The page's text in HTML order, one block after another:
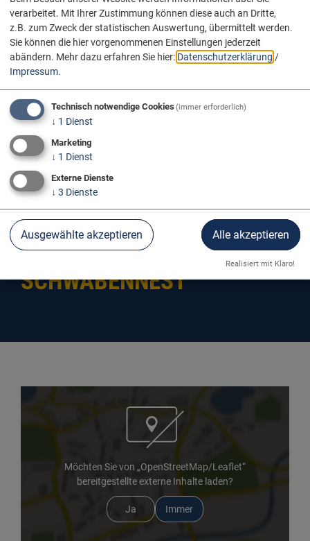
APART HOTEL-DILLINGER
SCHWABENNEST
Möchten Sie von „OpenStreetMap/Leaflet“
bereitgestellte externe Inhalte laden?
Ja Immer
verarbeitet. Mit Ihrer Zustimmung können diese auch an Dritte,
z.B. zum Zweck der statistischen Auswertung, übermittelt werden.
Sie können die hier vorgenommenen Einstellungen jederzeit
abändern. Mehr dazu erfahren Sie hier: Datenschutzerklärung /
Impressum.
Technisch notwendige Cookies(immer erforderlich)
↓ 1 Dienst
Marketing
↓ 1 Dienst
Externe Dienste
↓ 3 Dienste
Ausgewählte akzeptieren Alle akzeptieren
Realisiert mit Klaro!